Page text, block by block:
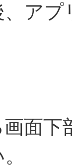
、ア
画面